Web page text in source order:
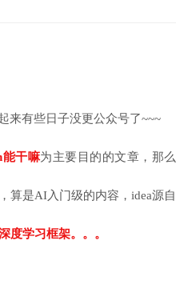
来有些日子没更公众号了~~~
能干嘛为主要目的的文章，那么
，算是AI入门级的内容，idea源自
度学习框架。。。